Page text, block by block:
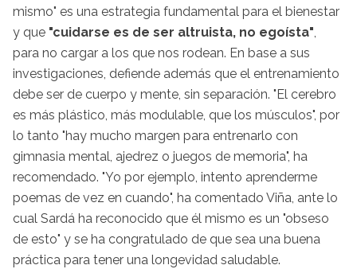
mismo" es una estrategia fundamental para el bienestar
y que "cuidarse es de ser altruista, no egoísta",
para no cargar a los que nos rodean. En base a sus
investigaciones, defiende además que el entrenamiento
debe ser de cuerpo y mente, sin separación. "El cerebro
es más plástico, más modulable, que los músculos", por
lo tanto "hay mucho margen para entrenarlo con
gimnasia mental, ajedrez o juegos de memoria", ha
recomendado. "Yo por ejemplo, intento aprenderme
poemas de vez en cuando", ha comentado Viña, ante lo
cual Sardá ha reconocido que él mismo es un "obseso
de esto" y se ha congratulado de que sea una buena
práctica para tener una longevidad saludable.